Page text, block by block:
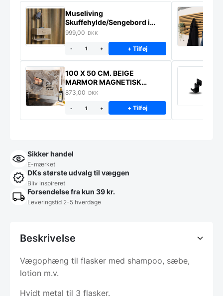
Museliving
Skuffehylde/Sengebord i
massiv eg
999,00 DKK
- + + Tilføj
100 X 50 CM. BEIGE
MARMOR MAGNETISK
STÆNKPLADE
873,00 DKK
- + + Tilføj
Sikker handel
E-mærket
DKs største udvalg til væggen
Bliv inspireret
Forsendelse fra kun 39 kr.
Leveringstid 2-5 hverdage
Beskrivelse
Vægophæng til flasker med shampoo, sæbe,
lotion m.v.
Hvidt metal til 3 flasker.